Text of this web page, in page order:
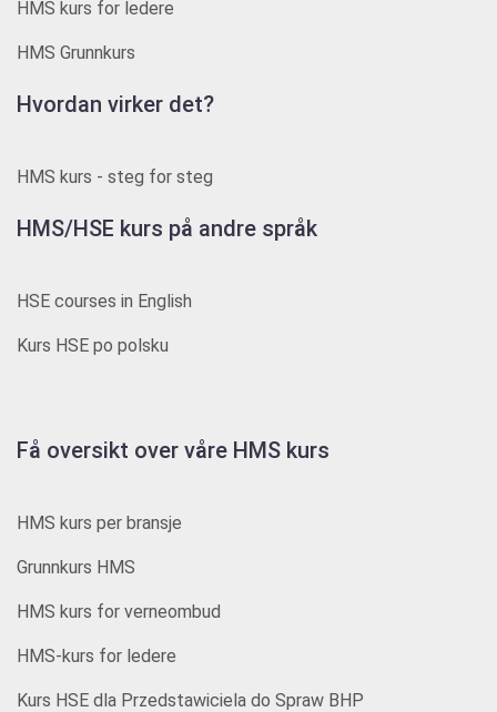
HMS kurs for ledere
HMS Grunnkurs
Hvordan virker det?
HMS kurs - steg for steg
HMS/HSE kurs på andre språk
HSE courses in English
Kurs HSE po polsku
Få oversikt over våre HMS kurs
HMS kurs per bransje
Grunnkurs HMS
HMS kurs for verneombud
HMS-kurs for ledere
Kurs HSE dla Przedstawiciela do Spraw BHP